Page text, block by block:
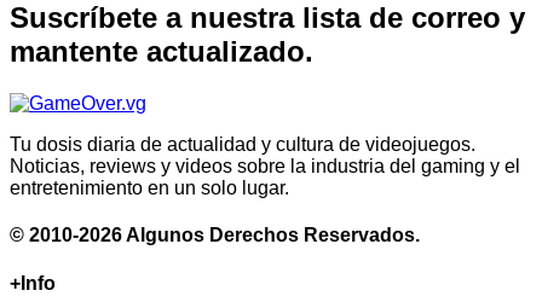
Suscríbete a nuestra lista de correo y
mantente actualizado.
Tu dosis diaria de actualidad y cultura de videojuegos.
Noticias, reviews y videos sobre la industria del gaming y el
entretenimiento en un solo lugar.
© 2010-2026 Algunos Derechos Reservados.
+Info